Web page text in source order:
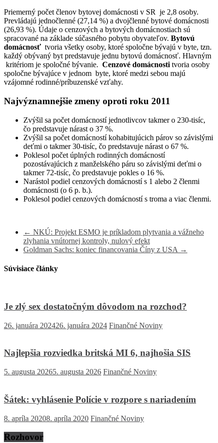
Priemerný počet členov bytovej domácnosti v SR je 2,8 osoby.
Prevládajú jednočlenné (27,14 %) a dvojčlenné bytové domácnosti
(26,93 %). Údaje o cenzových a bytových domácnostiach sú
spracované na základe súčasného pobytu obyvateľov. Bytovú
domácnosťtvoria všetky osoby, ktoré spoločne bývajú v byte, tzn.
každý obývaný byt predstavuje jednu bytovú domácnosť. Hlavným
kritériom je spoločné bývanie. Cenzové domácnosti tvoria osoby
spoločne bývajúce v jednom byte, ktoré medzi sebou majú
vzájomné rodinné/príbuzenské vzťahy.
Najvýznamnejšie zmeny oproti roku 2011
Zvýšil sa počet domácností jednotlivcov takmer o 230-tisíc,
čo predstavuje nárast o 37 %.
Zvýšil sa počet domácností kohabitujúcich párov so závislými
deťmi o takmer 30-tisíc, čo predstavuje nárast o 67 %.
Poklesol počet úplných rodinných domácností
pozostávajúcich z manželského páru so závislými deťmi o
takmer 72-tisíc, čo predstavuje pokles o 16 %.
Narástol podiel cenzových domácností s 1 alebo 2 členmi
domácnosti (o 6 p. b.).
Poklesol podiel cenzových domácností s troma a viac členmi.
← NKÚ: Projekt ESMO je príkladom plytvania a vážneho
zlyhania vnútornej kontroly, nulový efekt
Goldman Sachs: koniec financovania Číny z USA →
Súvisiace články
Je zlý sex dostatočným dôvodom na rozchod?
26. januára 202426. januára 2024 Finančné Noviny
Najlepšia rozviedka britská MI 6, najhošia SIS
5. augusta 20265. augusta 2026 Finančné Noviny
Šátek: vyhlásenie Polície v rozpore s nariadením
8. apríla 20208. apríla 2020 Finančné Noviny
Rozhovor